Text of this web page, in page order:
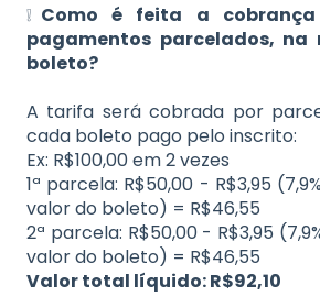
❕ Como é feita a
pagamentos parcelados, na
boleto?
A tarifa será cobrada por
cada boleto pago pelo inscrito:
Ex: R$100,00 em 2 vezes
1ª parcela: R$50,00 - R$3,95
valor do boleto) = R$46,55
2ª parcela: R$50,00 - R$3,95
valor do boleto) = R$46,55
Valor total líquido: R$92,10